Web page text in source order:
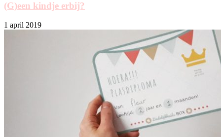
(G)een kindje erbij?
1 april 2019